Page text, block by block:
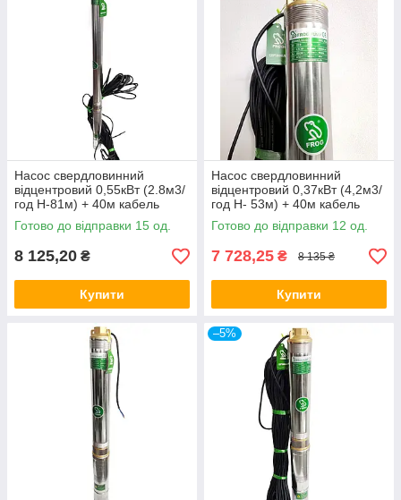
Насос свердловинний
відцентровий 0,55кВт (2.8м3/
год Н-81м) + 40м кабель
3SDм1.8/20 FROG
Готово до відправки 15 од.
8 125,20 ₴
Купити
Насос свердловинний
відцентровий 0,37кВт (4,2м3/
год Н- 53м) + 40м кабель
4SDм2/8 FROG
Готово до відправки 12 од.
7 728,25 ₴ 8 135 ₴
Купити
–5%